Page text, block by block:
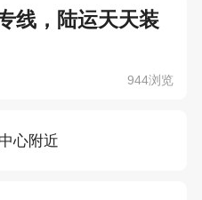
线，陆运天天装
944浏览
心附近